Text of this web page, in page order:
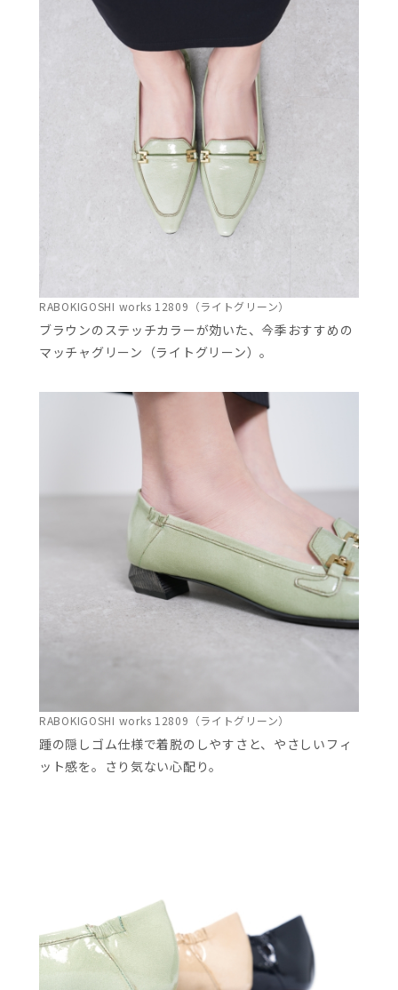
RABOKIGOSHI works 12809（ライトグリーン）
ブラウンのステッチカラーが効いた、今季おすすめの
マッチャグリーン（ライトグリーン）。
RABOKIGOSHI works 12809（ライトグリーン）
踵の隠しゴム仕様で着脱のしやすさと、やさしいフィ
ット感を。さり気ない心配り。